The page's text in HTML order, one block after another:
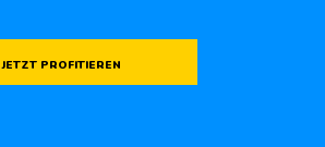
JETZT PROFITIEREN